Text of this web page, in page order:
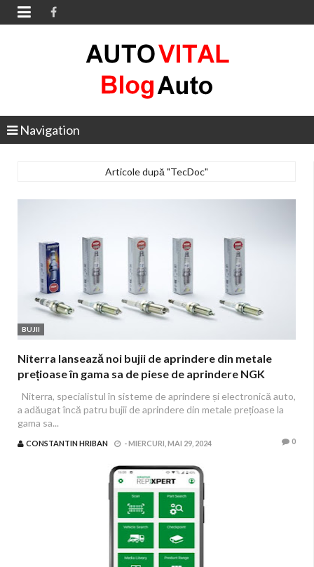

Navigation
Articole după "TecDoc"
BUJII
Niterra lansează noi bujii de aprindere din metale
prețioase în gama sa de piese de aprindere NGK
Niterra, specialistul în sisteme de aprindere și electronică auto,
a adăugat încă patru bujii de aprindere din metale prețioase la
gama sa...
CONSTANTIN HRIBAN -MIERCURI, MAI 29, 2024 0